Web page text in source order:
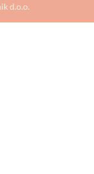
d.o.o.